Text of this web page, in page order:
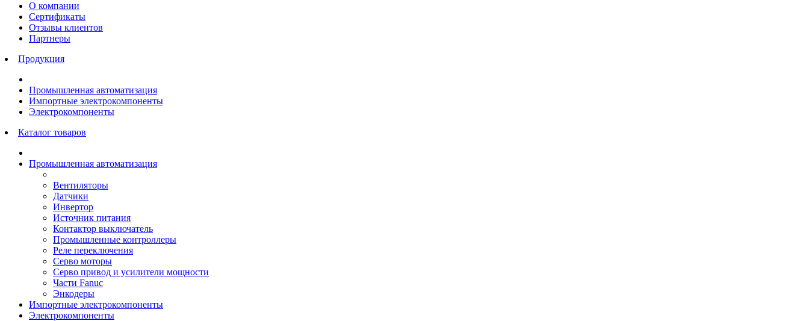
О компании
Сертификаты
Отзывы клиентов
Партнеры
Продукция
Промышленная автоматизация
Импортные электрокомпоненты
Электрокомпоненты
Каталог товаров
Промышленная автоматизация
Вентиляторы
Датчики
Инвертор
Источник питания
Контактор выключатель
Промышленные контроллеры
Реле переключения
Серво моторы
Серво привод и усилители мощности
Части Fanuc
Энкодеры
Импортные электрокомпоненты
Электрокомпоненты